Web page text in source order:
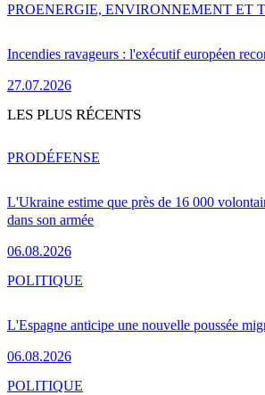
Incendies ravageurs : l'exécutif européen
27.07.2026
PROENERGIE, ENVIRONNEMENT ET
LES PLUS RÉCENTS
L'Ukraine estime que près de 16 000
dans son armée
06.08.2026
PRODÉFENSE
L'Espagne anticipe une nouvelle poussée
06.08.2026
POLITIQUE
POLITIQUE